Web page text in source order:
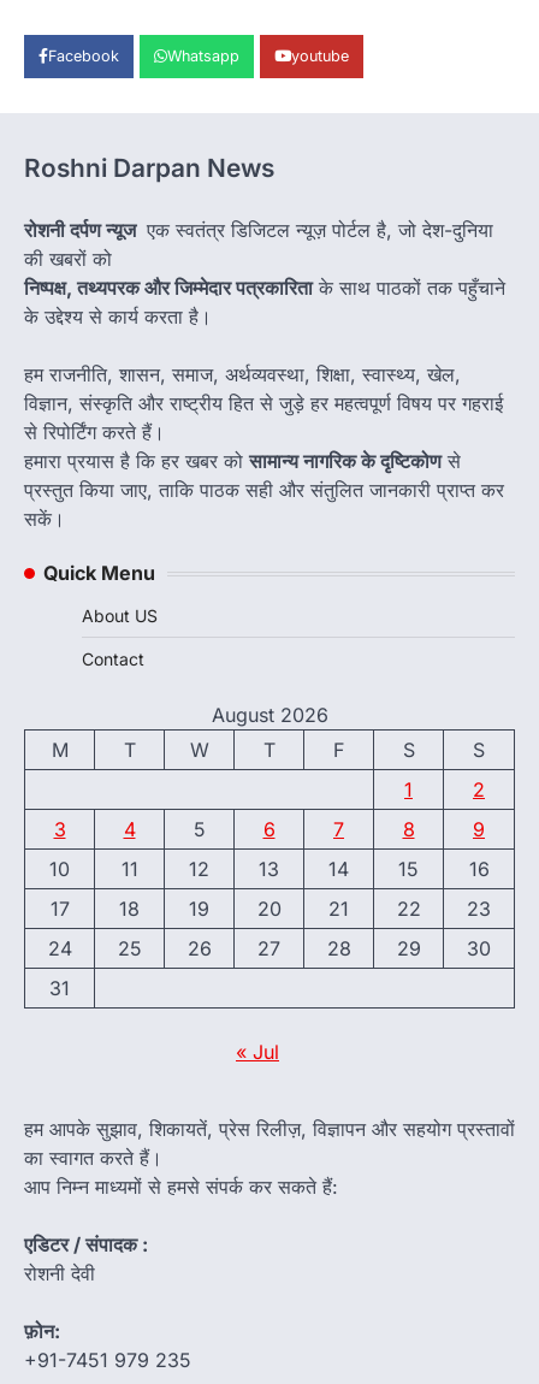
Facebook Whatsapp youtube
Roshni Darpan News
रोशनी दर्पण न्यूज एक स्वतंत्र डिजिटल न्यूज़ पोर्टल है, जो देश-दुनिया
की खबरों को
निष्पक्ष, तथ्यपरक और जिम्मेदार पत्रकारिताके साथ पाठकों तक पहुँचाने
के उद्देश्य से कार्य करता है।
हम राजनीति, शासन, समाज, अर्थव्यवस्था, शिक्षा, स्वास्थ्य, खेल,
विज्ञान, संस्कृति और राष्ट्रीय हित से जुड़े हर महत्वपूर्ण विषय पर गहराई
से रिपोर्टिंग करते हैं।
हमारा प्रयास है कि हर खबर कोसामान्य नागरिक के दृष्टिकोणसे
प्रस्तुत किया जाए, ताकि पाठक सही और संतुलित जानकारी प्राप्त कर
सकें।
Quick Menu
About US
Contact
August 2026
M
T W T F S
S
1
2
3
4 5 6 7 8
9
10
11 12 13 14 15
16
17
18 19 20 21 22
23
24
25 26 27 28 29
30
31
« Jul
हम आपके सुझाव, शिकायतें, प्रेस रिलीज़, विज्ञापन और सहयोग प्रस्तावों
का स्वागत करते हैं।
आप निम्न माध्यमों से हमसे संपर्क कर सकते हैं:
एडिटर / संपादक :
रोशनी देवी
फ़ोन:
+91-7451 979 235